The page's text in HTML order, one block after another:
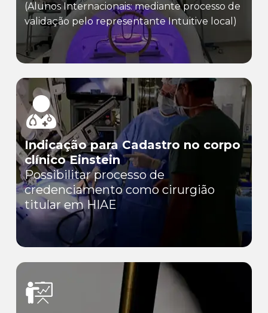
(Alunos Internacionais: mediante processo de
validação pelo representante Intuitive local)
Indicação para Cadastro no corpo
clínico Einstein
Possibilitar processo de
credenciamento como cirurgião
titular em HIAE